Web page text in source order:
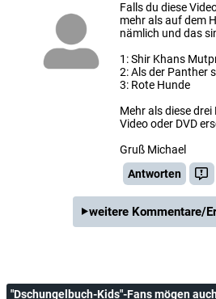
Falls du diese
mehr als auf dem
nämlich und das
1: Shir Khans
2: Als der Panther
3: Rote Hunde
Mehr als diese
Video oder DVD
Gruß Michael
Antworten
weitere Kommentare/
"Dschungelbuch-Kids"-Fans mögen